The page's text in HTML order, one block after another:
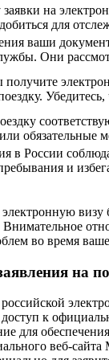
на
для
ваши
Они
обязательные
в России
и
визу
во время
на
к
для
веб-